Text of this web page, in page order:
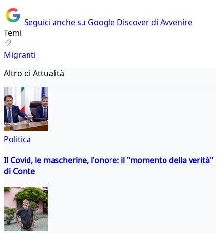
Seguici anche su Google Discover di Avvenire
Temi
Migranti
Altro di Attualità
Politica
Il Covid, le mascherine, l'onore: il "momento della verità"
di Conte